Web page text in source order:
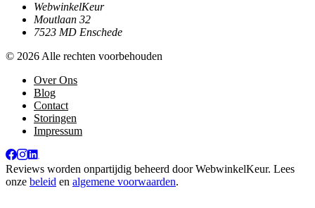
WebwinkelKeur
Moutlaan 32
7523 MD Enschede
© 2026 Alle rechten voorbehouden
Over Ons
Blog
Contact
Storingen
Impressum
Reviews worden onpartijdig beheerd doorWebwinkelKeur. Lees
onze beleid en algemene voorwaarden.